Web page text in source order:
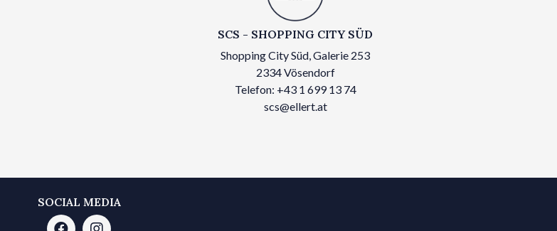
SCS - SHOPPING CITY SÜD
Shopping City Süd, Galerie 253
2334 Vösendorf
Telefon: +43 1 699 13 74
scs@ellert.at
SOCIAL MEDIA